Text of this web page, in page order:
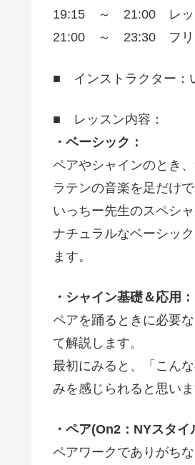
19:15 ～ 21:00 レッ
21:00 ～ 23:30 フリ
■ インストラクター：
■ レッスン内容：
・ベーシック：
ペアやシャインのとき
ラテンの音楽を足だけ
いっちー先生のスペシ
ナチュラルなベーシッ
ます。
・シャイン基礎＆応用：
ペアを踊るときに必要
て解説します。
最初にみると、「こん
みを感じられると思いま
・ペア(On2：NYスタイ
ペアワークでありがち